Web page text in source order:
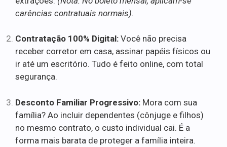
carências contratuais normais).
Contratação 100% Digital: Você não precisa
receber corretor em casa, assinar papéis físicos ou
ir até um escritório. Tudo é feito online, com total
segurança.
Desconto Familiar Progressivo: Mora com sua
família? Ao incluir dependentes (cônjuge e filhos)
no mesmo contrato, o custo individual cai. É a
forma mais barata de proteger a família inteira.